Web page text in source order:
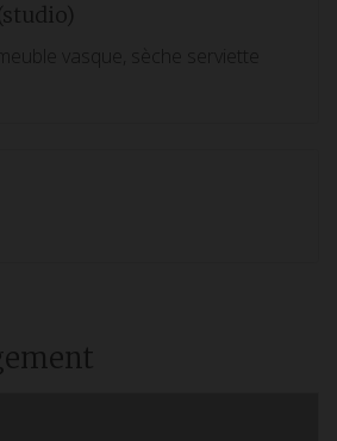
vasque, sèche serviette